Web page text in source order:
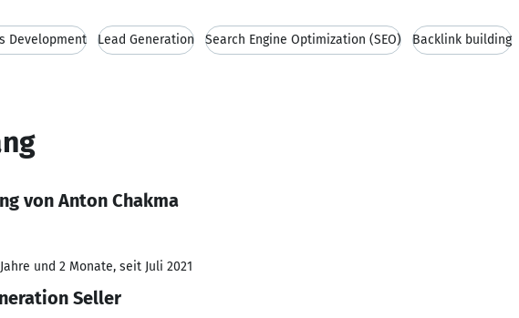
Development Lead Generation Search Engine Optimization (SEO) Backlink building
von Anton Chakma
und 2 Monate, seit Juli 2021
Seller